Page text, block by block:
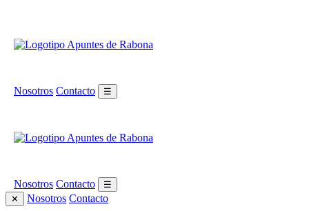
Nosotros Contacto ☰
Nosotros Contacto
☰
✕
Nosotros Contacto